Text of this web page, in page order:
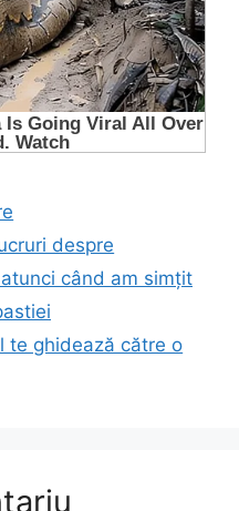
despre
când am simțit
te ghidează către o